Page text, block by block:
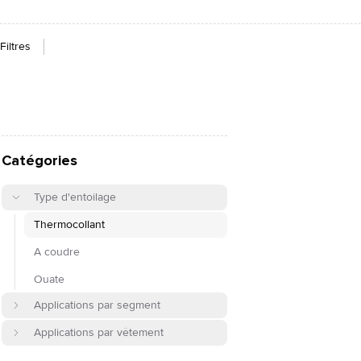
Filtres
Catégories
Type d'entoilage
Thermocollant
À coudre
Ouate
Applications par segment
Applications par vêtement